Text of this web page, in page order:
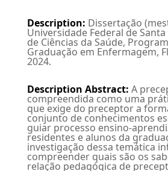
Description: Dissertação
Universidade Federal de
de Ciências da Saúde,
Graduação em Enfermagem,
2024.
Description Abstract: A
compreendida como uma
que exige do preceptor a
conjunto de conhecimentos
guiar processo ensino-
residentes e alunos da
investigação dessa temática
compreender quais são os
relação pedagógica de